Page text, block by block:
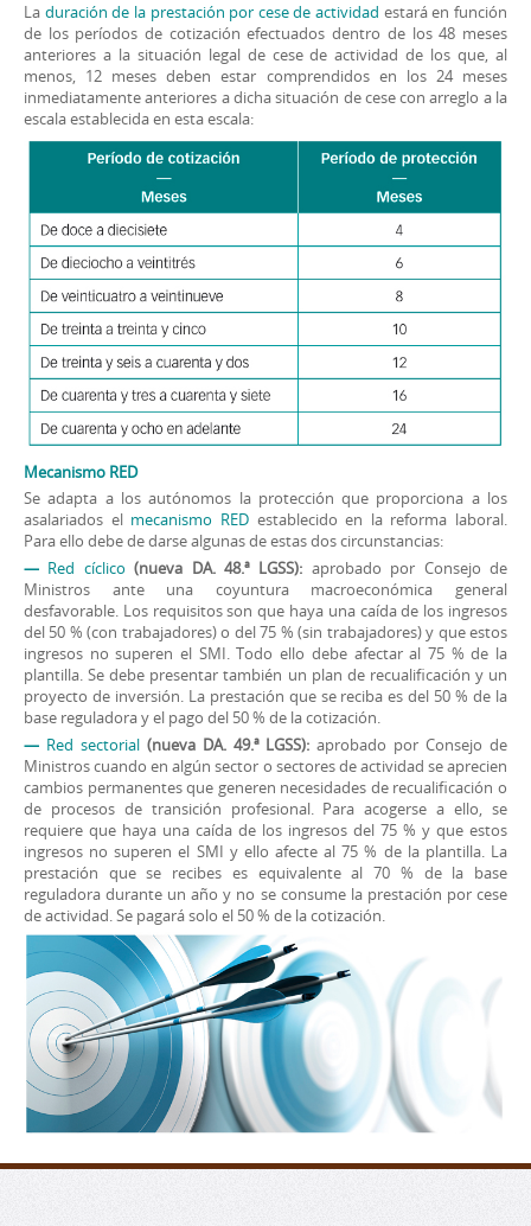
La duración de la prestación por cese de actividad estará en función
de los períodos de cotización efectuados dentro de los 48 meses
anteriores a la situación legal de cese de actividad de los que, al
menos, 12 meses deben estar comprendidos en los 24 meses
inmediatamente anteriores a dicha situación de cese con arreglo a la
escala establecida en esta escala:
Mecanismo RED
Se adapta a los autónomos la protección que proporciona a los
asalariados el mecanismo RED establecido en la reforma laboral.
Para ello debe de darse algunas de estas dos circunstancias:
— Red cíclico (nueva DA. 48.ª LGSS): aprobado por Consejo de
Ministros ante una coyuntura macroeconómica general
desfavorable. Los requisitos son que haya una caída de los ingresos
del 50 % (con trabajadores) o del 75 % (sin trabajadores) y que estos
ingresos no superen el SMI. Todo ello debe afectar al 75 % de la
plantilla. Se debe presentar también un plan de recualificación y un
proyecto de inversión. La prestación que se reciba es del 50 % de la
base reguladora y el pago del 50 % de la cotización.
— Red sectorial(nueva DA. 49.ª LGSS): aprobado por Consejo de
Ministros cuando en algún sector o sectores de actividad se aprecien
cambios permanentes que generen necesidades de recualificación o
de procesos de transición profesional. Para acogerse a ello, se
requiere que haya una caída de los ingresos del 75 % y que estos
ingresos no superen el SMI y ello afecte al 75 % de la plantilla. La
prestación que se recibes es equivalente al 70 % de la base
reguladora durante un año y no se consume la prestación por cese
de actividad. Se pagará solo el 50 % de la cotización.